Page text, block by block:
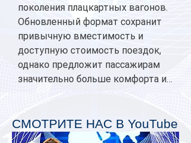
поколения плацкартных вагонов.
Обновленный формат сохранит
привычную вместимость и
доступную стоимость поездок,
однако предложит пассажирам
значительно больше комфорта и
планируется начать в 2027 году.
Одним из главных нововведений
СМОТРИТЕ НАС В YouTube